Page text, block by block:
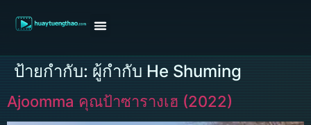
ป้ายกำกับ: ผู้กำกับ He Shuming
Ajoomma คุณป้าซารางเฮ (2022)